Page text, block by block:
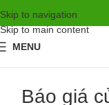
Skip to navigation
Skip to main content
MENU
Báo giá